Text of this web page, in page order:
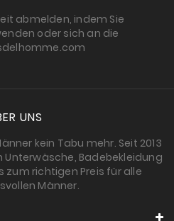
abmelden, indem Sie
oder sich an die
UNS
kein Tabu mehr. Seit 2013
Unterwäsche, Badebekleidung
richtigen Preis für alle
Männer.